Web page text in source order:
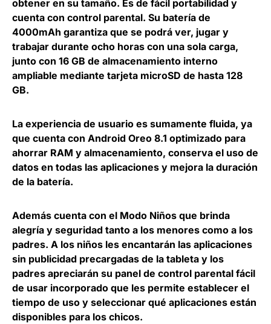
obtener en su tamaño. Es de fácil portabilidad y
cuenta con control parental. Su batería de
4000mAh garantiza que se podrá ver, jugar y
trabajar durante ocho horas con una sola carga,
junto con 16 GB de almacenamiento interno
ampliable mediante tarjeta microSD de hasta 128
GB.
La experiencia de usuario es sumamente fluida, ya
que cuenta con Android Oreo 8.1 optimizado para
ahorrar RAM y almacenamiento, conserva el uso de
datos en todas las aplicaciones y mejora la duración
de la batería.
Además cuenta con el Modo Niños que brinda
alegría y seguridad tanto a los menores como a los
padres. A los niños les encantarán las aplicaciones
sin publicidad precargadas de la tableta y los
padres apreciarán su panel de control parental fácil
de usar incorporado que les permite establecer el
tiempo de uso y seleccionar qué aplicaciones están
disponibles para los chicos.